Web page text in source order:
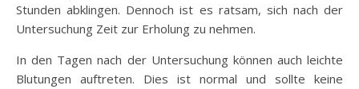
Stunden abklingen. Dennoch ist es ratsam, sich nach der
Untersuchung Zeit zur Erholung zu nehmen.
In den Tagen nach der Untersuchung können auch leichte
Blutungen auftreten. Dies ist normal und sollte keine